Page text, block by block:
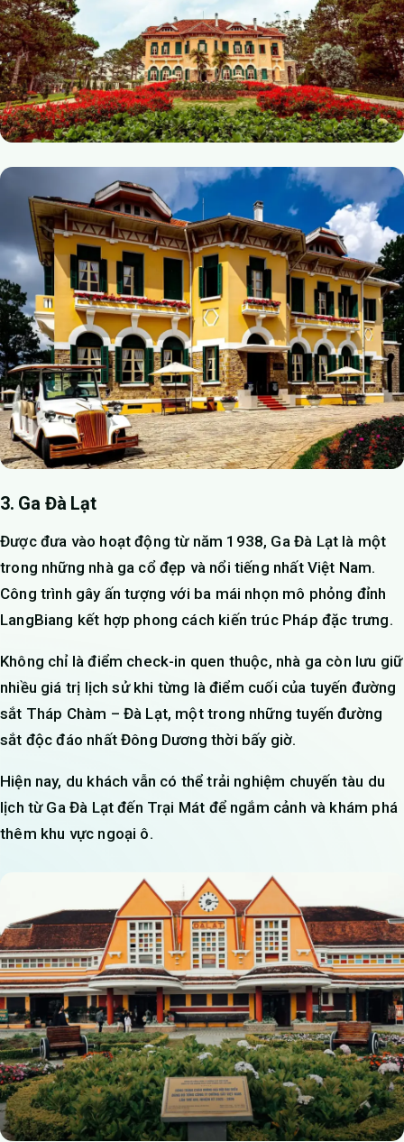
3. Ga Đà Lạt
Được đưa vào hoạt động từ năm 1938, Ga Đà Lạt là một
trong những nhà ga cổ đẹp và nổi tiếng nhất Việt Nam.
Công trình gây ấn tượng với ba mái nhọn mô phỏng đỉnh
LangBiang kết hợp phong cách kiến trúc Pháp đặc trưng.
Không chỉ là điểm check-in quen thuộc, nhà ga còn lưu giữ
nhiều giá trị lịch sử khi từng là điểm cuối của tuyến đường
sắt Tháp Chàm – Đà Lạt, một trong những tuyến đường
sắt độc đáo nhất Đông Dương thời bấy giờ.
Hiện nay, du khách vẫn có thể trải nghiệm chuyến tàu du
lịch từ Ga Đà Lạt đến Trại Mát để ngắm cảnh và khám phá
thêm khu vực ngoại ô.